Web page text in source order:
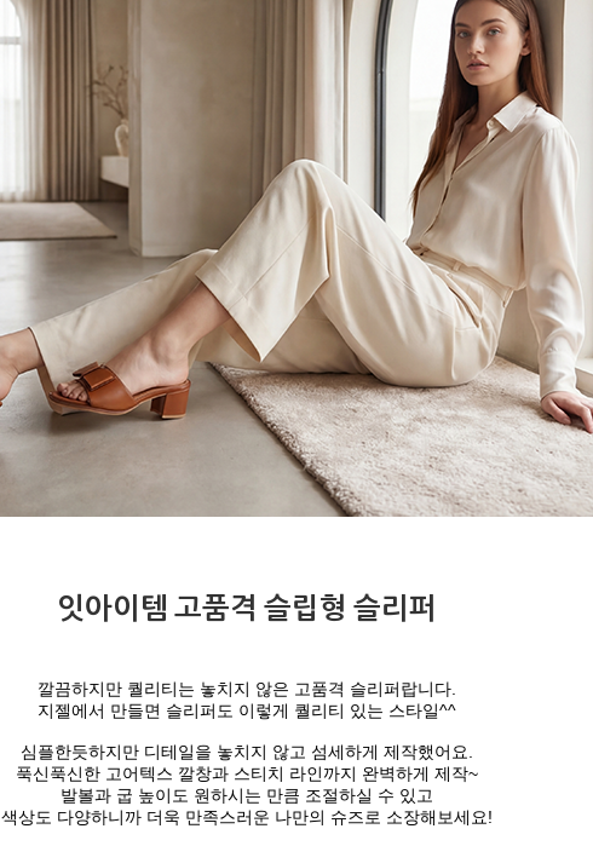
잇아이템 고품격 슬립형 슬리퍼
깔끔하지만 퀄리티는 놓치지 않은 고품격 슬리퍼랍니다.
지젤에서 만들면 슬리퍼도 이렇게 퀄리티 있는 스타일^^
심플한듯하지만 디테일을 놓치지 않고 섬세하게 제작했어요.
푹신푹신한 고어텍스 깔창과 스티치 라인까지 완벽하게 제작~
발볼과 굽 높이도 원하시는 만큼 조절하실 수 있고
색상도 다양하니까 더욱 만족스러운 나만의 슈즈로 소장해보세요!